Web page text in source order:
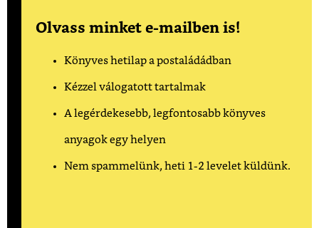
Olvass minket e-mailben is!
Könyves hetilap a postaládádban
Kézzel válogatott tartalmak
A legérdekesebb, legfontosabb könyves
anyagok egy helyen
Nem spammelünk, heti 1-2 levelet küldünk.